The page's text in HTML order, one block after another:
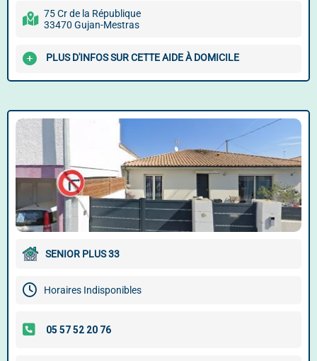
75 Cr de la République
33470 Gujan-Mestras
PLUS D'INFOS SUR CETTE AIDE À DOMICILE
SENIOR PLUS 33
Horaires Indisponibles